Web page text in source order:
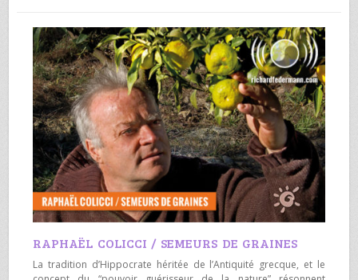
RAPHAËL COLICCI / SEMEURS DE GRAINES
La tradition d’Hippocrate héritée de l’Antiquité grecque, et le